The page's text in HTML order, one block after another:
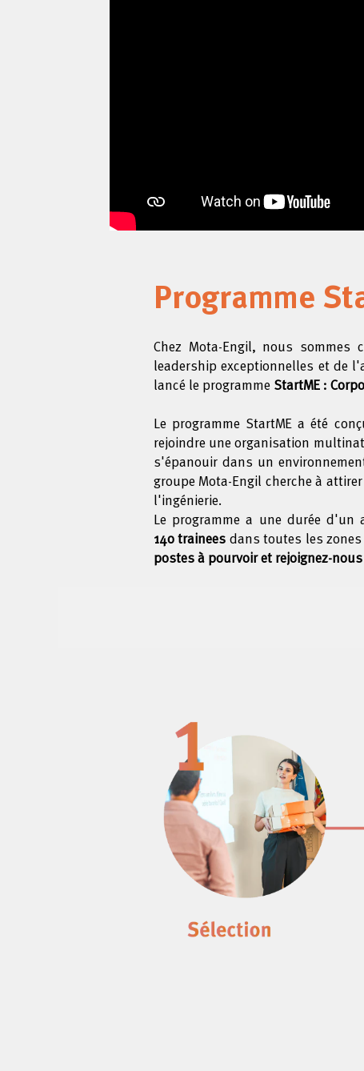
Programme
Chez Mota-Engil, nous
leadership exceptionnelles et de
lancé le programme StartME :
Le programme StartME a été
rejoindre une organisation
s'épanouir dans un
groupe Mota-Engil cherche à
l'ingénierie.
Le programme a une durée
140 trainees dans toutes les
postes à pourvoir et rejoignez-